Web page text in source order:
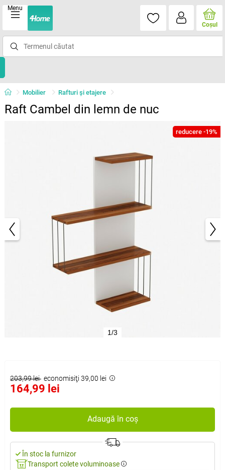
Menu
Coşul
Mobilier Rafturi şi etajere
Raft Cambel din lemn de nuc
reducere -19%
1/3
203,99 lei economisiţi 39,00 lei
164,99 lei
Adaugă în coș
În stoc la furnizor
Transport colete voluminoase